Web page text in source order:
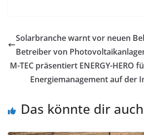
Solarbranche warnt vor neuen
Betreiber von
M-TEC präsentiert ENERGY-HERO
Energiemanagement auf der
Das könnte dir